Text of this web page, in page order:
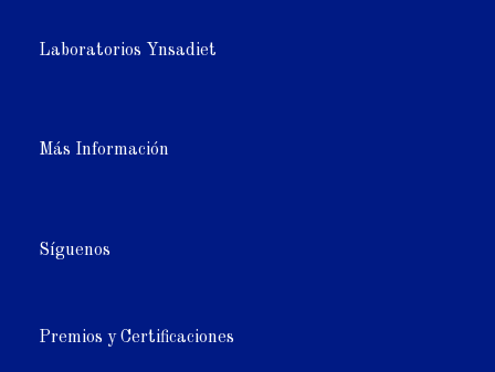
Laboratorios Ynsadiet
Más Información
Síguenos
Premios y Certificaciones